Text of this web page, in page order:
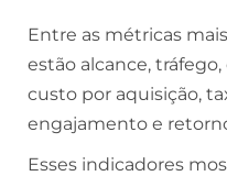
Entre as métricas
estão alcance,
custo por aquisição,
engajamento e
Esses indicadores